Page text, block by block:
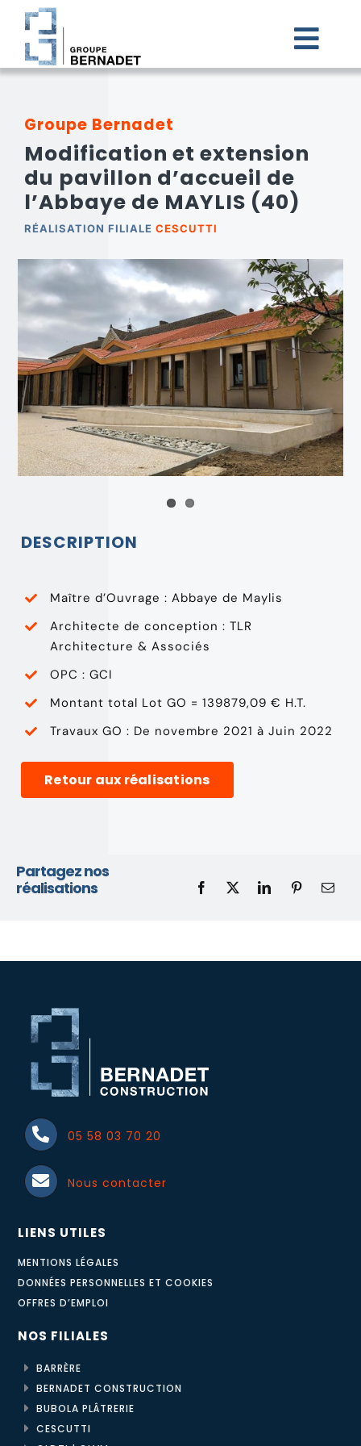
Passer
contenu
LE GROUPE BERNADET
NOS FILIALES
CARRIÈRES
ACTUALITÉS
CONTACT
Groupe Bernadet
Modification et extension
du pavillon d’accueil de
l’Abbaye de MAYLIS (40)
RÉALISATION FILIALE CESCUTTI
DESCRIPTION
Maître d’Ouvrage : Abbaye de Maylis
Architecte de conception : TLR
Architecture & Associés
OPC : GCI
Montant total Lot GO = 139879,09 € H.T.
Travaux GO : De novembre 2021 à Juin 2022
Retour aux réalisations
Partagez nos
réalisations
05 58 03 70 20
Nous contacter
LIENS UTILES
MENTIONS LÉGALES
DONNÉES PERSONNELLES ET COOKIES
OFFRES D’EMPLOI
NOS FILIALES
BARRÈRE
BERNADET CONSTRUCTION
BUBOLA PLÂTRERIE
CESCUTTI